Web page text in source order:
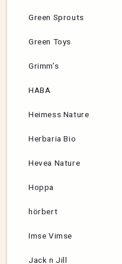
Green Sprouts
Green Toys
Grimm’s
HABA
Heimess Nature
Herbaria Bio
Hevea Nature
Hoppa
hörbert
Imse Vimse
Jack n Jill